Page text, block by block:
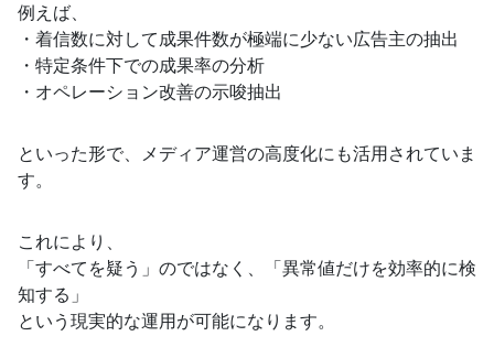
例えば、
・着信数に対して成果件数が極端に少ない広告主の抽出
・特定条件下での成果率の分析
・オペレーション改善の示唆抽出
といった形で、メディア運営の高度化にも活用されていま
す。
これにより、
「すべてを疑う」のではなく、「異常値だけを効率的に検
知する」
という現実的な運用が可能になります。